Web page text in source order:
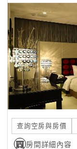
顧
客
滿
意
度
訂
單
管
理
查詢空房與房價
房間詳細內容